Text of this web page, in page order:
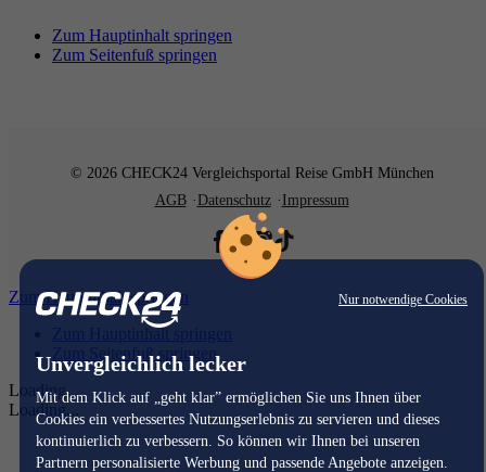
Nur notwendige Cookies
Unvergleichlich lecker
Mit dem Klick auf „geht klar” ermöglichen Sie uns Ihnen über
Cookies ein verbessertes Nutzungserlebnis zu servieren und dieses
kontinuierlich zu verbessern. So können wir Ihnen bei unseren
Partnern personalisierte Werbung und passende Angebote anzeigen.
Zum Hauptinhalt springen
Zum Seitenfuß springen
© 2026 CHECK24 Vergleichsportal Reise GmbH München
AGB
Datenschutz Impressum
Zum Hauptinhalt springen
Zum Hauptinhalt springen
Zum Seitenfuß springen
Loading...
Loading...